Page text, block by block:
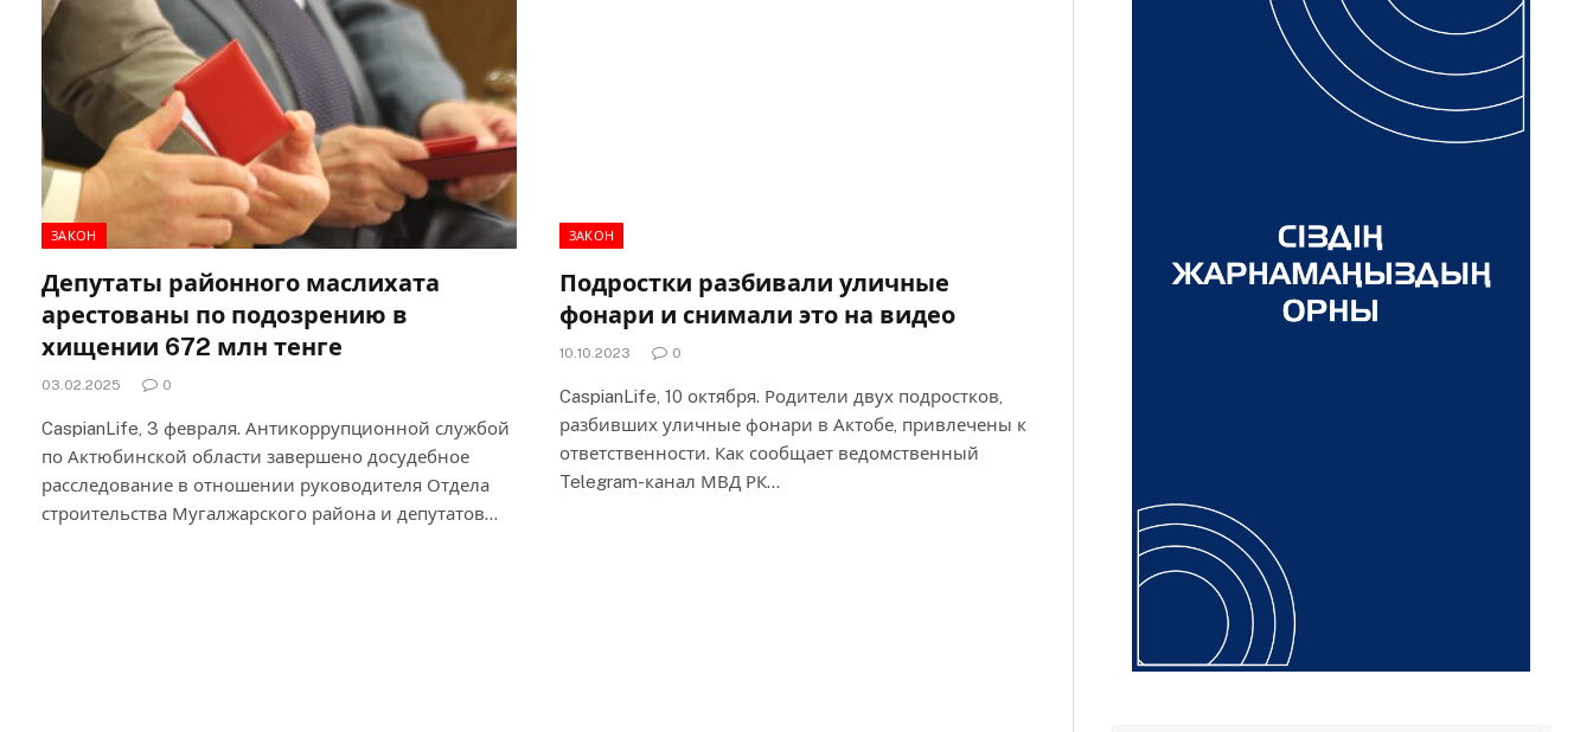
ЗАКОН
Депутаты районного маслихата
арестованы по подозрению в
хищении 672 млн тенге
03.02.2025 0
CaspianLife, 3 февраля. Антикоррупционной службой
по Актюбинской области завершено досудебное
расследование в отношении руководителя Отдела
строительства Мугалжарского района и депутатов…
ЗАКОН
Подростки разбивали уличные
фонари и снимали это на видео
10.10.2023 0
CaspianLife, 10 октября. Родители двух подростков,
разбивших уличные фонари в Актобе, привлечены к
ответственности. Как сообщает ведомственный
Telegram-канал МВД РК…